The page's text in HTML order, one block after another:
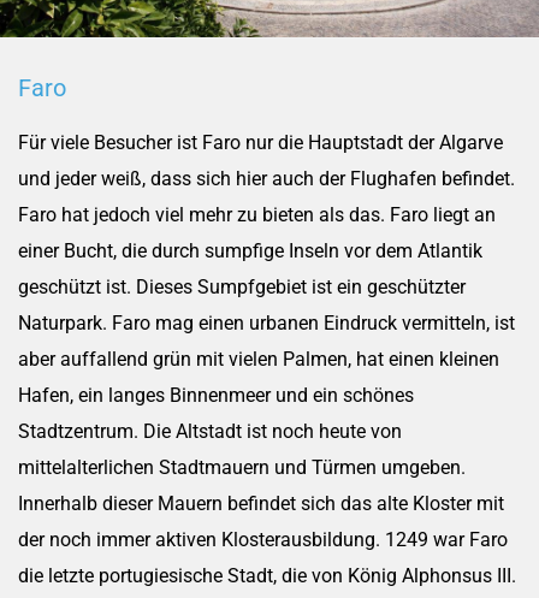
Faro
Für viele Besucher ist Faro nur die Hauptstadt der Algarve
und jeder weiß, dass sich hier auch der Flughafen befindet.
Faro hat jedoch viel mehr zu bieten als das. Faro liegt an
einer Bucht, die durch sumpfige Inseln vor dem Atlantik
geschützt ist. Dieses Sumpfgebiet ist ein geschützter
Naturpark. Faro mag einen urbanen Eindruck vermitteln, ist
aber auffallend grün mit vielen Palmen, hat einen kleinen
Hafen, ein langes Binnenmeer und ein schönes
Stadtzentrum. Die Altstadt ist noch heute von
mittelalterlichen Stadtmauern und Türmen umgeben.
Innerhalb dieser Mauern befindet sich das alte Kloster mit
der noch immer aktiven Klosterausbildung. 1249 war Faro
die letzte portugiesische Stadt, die von König Alphonsus III.